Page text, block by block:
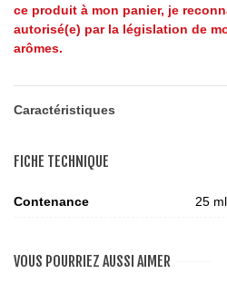
ce produit à mon panier, je
autorisé(e) par la législation de
arômes.
Caractéristiques
FICHE TECHNIQUE
Contenance 25 ml
VOUS POURRIEZ AUSSI AIMER